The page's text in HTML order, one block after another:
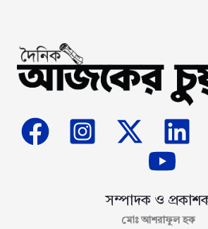
সম্পাদক ও
মোঃ আশরাফুল হক